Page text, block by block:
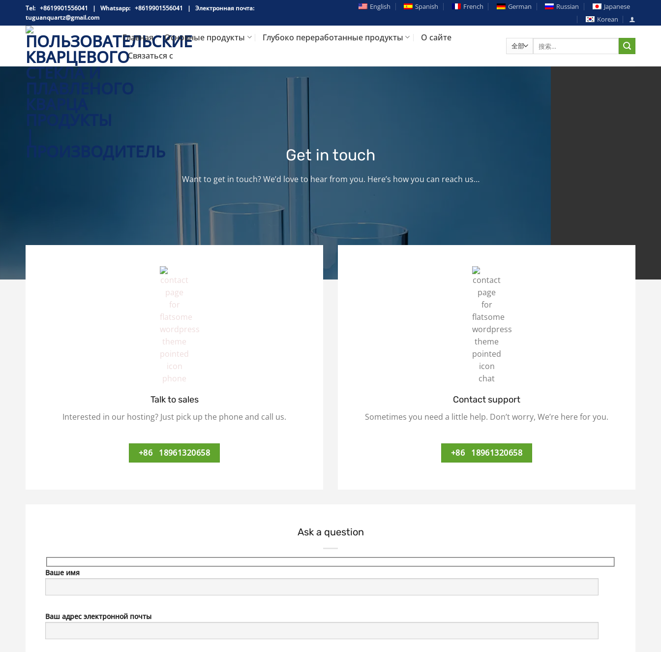
Tel: +8619901556041 | Whatsapp: +8619901556041 | Электронная почта:
tuguanquartz@gmail.com
English Spanish French German Russian
Japanese
Korean
Главная Основные продукты Глубоко переработанные продукты
О сайте
Связаться с
索：
Get in touch
Want to get in touch? We’d love to hear from you. Here’s how you can reach us…
Talk to sales
Interested in our hosting? Just pick up the phone and call us.
+86 18961320658
Contact support
Sometimes you need a little help. Don’t worry, We’re here for you.
+86 18961320658
Ask a question
Ваше имя
Ваш адрес электронной почты